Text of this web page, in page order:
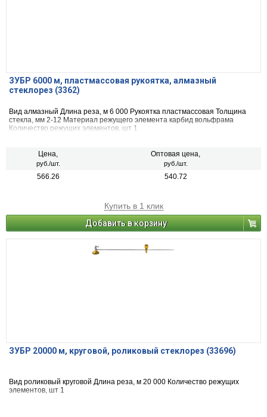
ЗУБР 6000 м, пластмассовая рукоятка, алмазный
стеклорез (3362)
Вид ал­маз­ный Длина реза, м 6 000 Рукоятка пласт­мас­со­вая Толщина
стекла, мм 2-12 Материал режущего элемента кар­бид вольф­ра­ма
Количество режущих элементов, шт 1
Цена,
руб./шт.
Оптовая цена,
руб./шт.
566.26 540.72
Купить в 1 клик
Добавить в корзину
ЗУБР 20000 м, круговой, роликовый стеклорез (33696)
Вид ро­ли­ко­вый кру­го­вой Длина реза, м 20 000 Количество режущих
элементов, шт 1